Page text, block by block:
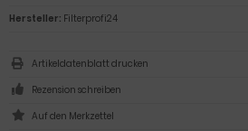
Hersteller: Filterprofi24
Artikeldatenblatt drucken
Rezension schreiben